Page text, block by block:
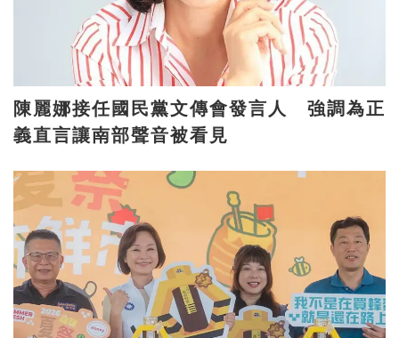
陳麗娜接任國民黨文傳會發言人 強調為正
義直言讓南部聲音被看見